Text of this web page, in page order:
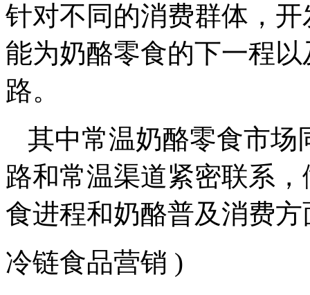
针对不同的消费群体，
能为奶酪零食的下一程
路。
其中常温奶酪零食市场
路和常温渠道紧密联系
食进程和奶酪普及消费
冷链食品营销 )